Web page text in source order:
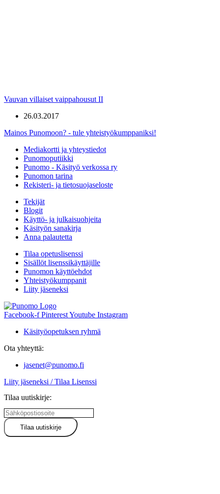
Vauvan villaiset vaippahousut II
26.03.2017
Mainos Punomoon? - tule yhteistyökumppaniksi!
Mediakortti ja yhteystiedot
Punomoputiikki
Punomo - Käsityö verkossa ry
Punomon tarina
Rekisteri- ja tietosuojaseloste
Tekijät
Blogit
Käyttö- ja julkaisuohjeita
Käsityön sanakirja
Anna palautetta
Tilaa opetuslisenssi
Sisällöt lisenssikäyttäjille
Punomon käyttöehdot
Yhteistyökumppanit
Liity jäseneksi
Facebook-f PinterestYoutube Instagram
Käsityöopetuksen ryhmä
Ota yhteyttä:
jasenet@punomo.fi
Liity jäseneksi / Tilaa Lisenssi
Tilaa uutiskirje: